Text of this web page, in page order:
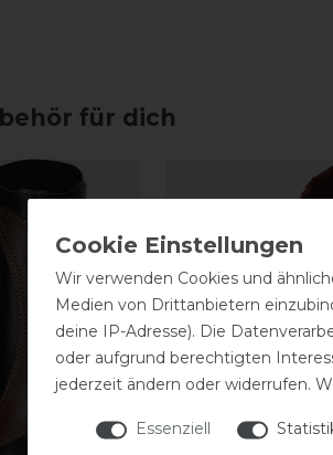
für dich
Wir verwenden Cookies und
Medien von Drittanbietern
deine IP-Adresse). Die
oder aufgrund berechtigten
jederzeit ändern oder widerrufen.
Essenziell